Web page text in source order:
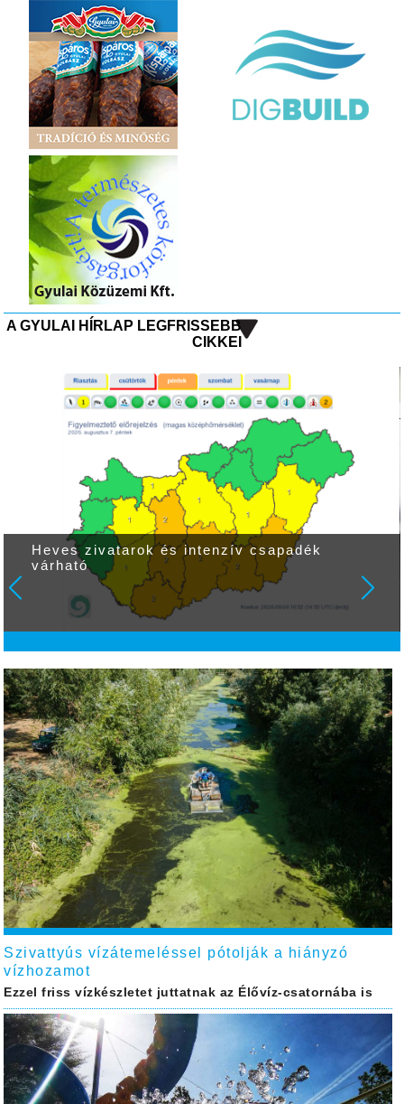
A GYULAI HÍRLAP LEGFRISSEBB
CIKKEI
Heves zivatarok és intenzív csapadék
várható
Szivattyús vízátemeléssel pótolják a hiányzó
vízhozamot
Ezzel friss vízkészletet juttatnak az Élővíz-csatornába is